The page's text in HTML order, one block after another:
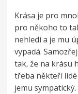
Krása je pro
pro někoho to
nehledí a je mu
vypadá.
tak, že na krásu
třeba někteří
jemu